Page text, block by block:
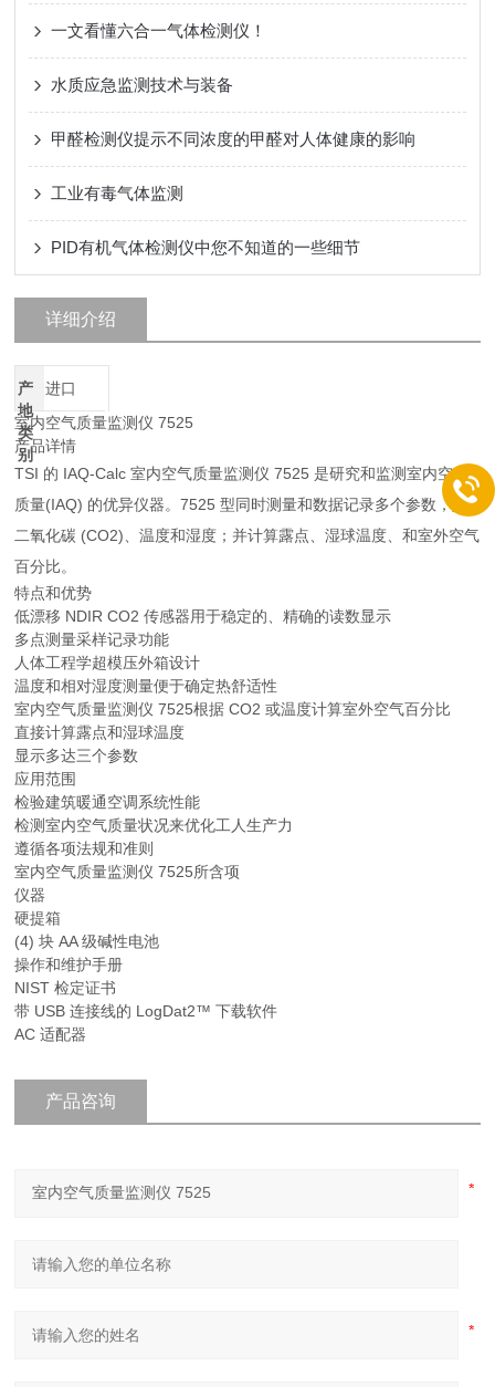
一文看懂六合一气体检测仪！
水质应急监测技术与装备
甲醛检测仪提示不同浓度的甲醛对人体健康的影响
工业有毒气体监测
PID有机气体检测仪中您不知道的一些细节
详细介绍
产
地
类
别
进口
室内空气质量监测仪 7525
产品详情
TSI 的 IAQ-Calc 室内空气质量监测仪 7525 是研究和监测室内空气
质量(IAQ) 的优异仪器。7525 型同时测量和数据记录多个参数，如
二氧化碳 (CO2)、温度和湿度；并计算露点、湿球温度、和室外空气
百分比。
特点和优势
低漂移 NDIR CO2 传感器用于稳定的、精确的读数显示
多点测量采样记录功能
人体工程学超模压外箱设计
温度和相对湿度测量便于确定热舒适性
室内空气质量监测仪 7525根据 CO2 或温度计算室外空气百分比
直接计算露点和湿球温度
显示多达三个参数
应用范围
检验建筑暖通空调系统性能
检测室内空气质量状况来优化工人生产力
遵循各项法规和准则
室内空气质量监测仪 7525所含项
仪器
硬提箱
(4) 块 AA 级碱性电池
操作和维护手册
NIST 检定证书
带 USB 连接线的 LogDat2™ 下载软件
AC 适配器
产品咨询